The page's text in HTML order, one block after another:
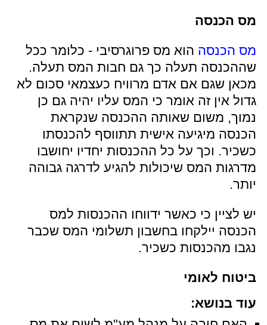
מס הכנסה
מס הכנסה הוא מס פרוגרסיבי - כלומר ככל
שההכנסה תעלה כך גם חבות המס תעלה.
מכאן שגם אם אדם מרוויח כעצמאי סכום לא
גדול אין זה אומר כי המס עליו יהיה גם כן
נמוך, משום שאותה ההכנסה שנקראת
הכנסה מיגיעה אישית תתווסף להכנסתו
כשכיר. וכך על כל ההכנסות יחדיו יחושבו
מדרגות המס שיכולות להגיע לדרגה גבוהה
יותר.
יש לציין כי כאשר ידווחו ההכנסות למס
הכנסה יילקחו בחשבון תשלומי המס שכבר
נגבו מהכנסות כשכיר.
ביטוח לאומי
עוד בנושא: